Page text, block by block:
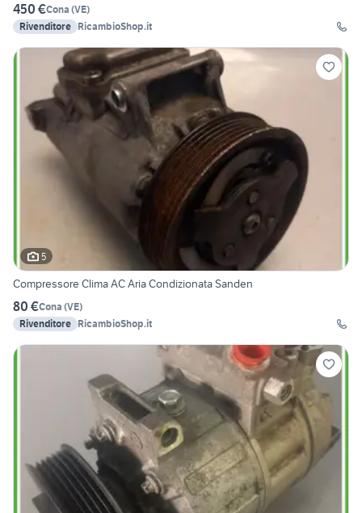
450 €Cona (VE)
Rivenditore RicambioShop.it
5
Compressore Clima AC Aria Condizionata Sanden
80 €Cona (VE)
Rivenditore RicambioShop.it